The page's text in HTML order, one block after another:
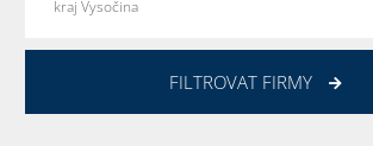
FILTROVAT FIRMY